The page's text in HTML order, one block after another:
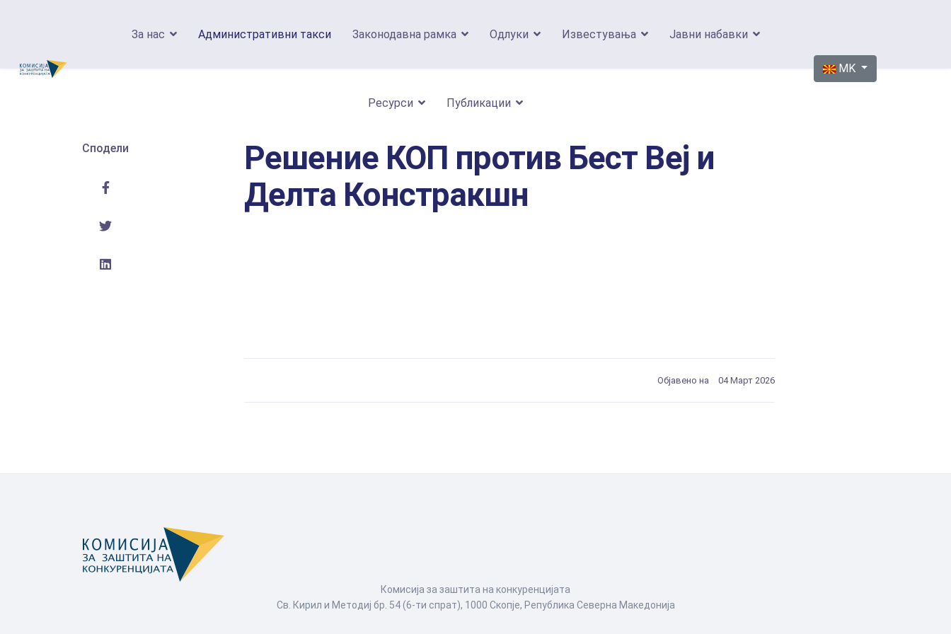
За нас Административни такси Законодавна рамка Одлуки Известувања Јавни набавки
Ресурси Публикации
Изберете го вашиот јазик
MK
Сподели
Решение КОП против Бест Веј и
Делта Констракшн
Објавено на 04 Март 2026
Комисија за заштита на конкуренцијата
Св. Кирил и Методиј бр. 54 (6-ти спрат), 1000 Скопје, Република Северна Македонија